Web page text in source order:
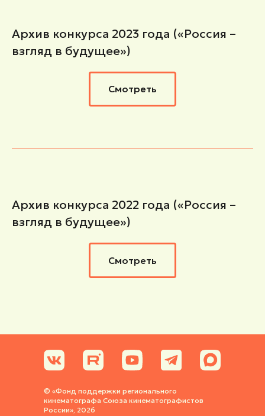
Архив конкурса 2023 года («Россия –
взгляд в будущее»)
Смотреть
Архив конкурса 2022 года («Россия –
взгляд в будущее»)
Смотреть
© «Фонд поддержки регионального
кинематографа Союза кинематографистов
России», 2026